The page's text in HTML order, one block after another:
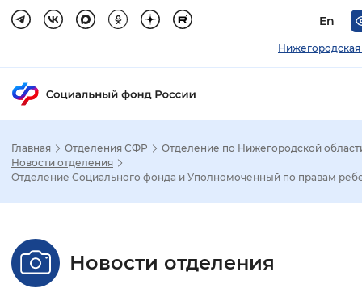
En
Нижегородская
Настройка режима отображения
Стандартный Увеличенный
Главная Отделения СФР
Отделение по Нижегородской
Новости отделения
Отделение Социального фонда и Уполномоченный по правам
Новости отделения